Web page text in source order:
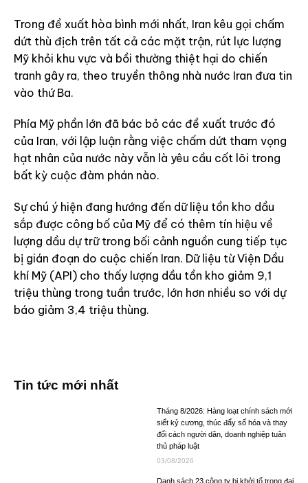
Trong đề xuất hòa bình mới nhất, Iran kêu gọi chấm
dứt thù địch trên tất cả các mặt trận, rút lực lượng
Mỹ khỏi khu vực và bồi thường thiệt hại do chiến
tranh gây ra, theo truyền thông nhà nước Iran đưa tin
vào thứ Ba.
Phía Mỹ phần lớn đã bác bỏ các đề xuất trước đó
của Iran, với lập luận rằng việc chấm dứt tham vọng
hạt nhân của nước này vẫn là yêu cầu cốt lõi trong
bất kỳ cuộc đàm phán nào.
Sự chú ý hiện đang hướng đến dữ liệu tồn kho dầu
sắp được công bố của Mỹ để có thêm tín hiệu về
lượng dầu dự trữ trong bối cảnh nguồn cung tiếp tục
bị gián đoạn do cuộc chiến Iran. Dữ liệu từ Viện Dầu
khí Mỹ (API) cho thấy lượng dầu tồn kho giảm 9,1
triệu thùng trong tuần trước, lớn hơn nhiều so với dự
báo giảm 3,4 triệu thùng.
Tin tức mới nhất
Tháng 8/2026: Hàng loạt chính sách mới
siết kỷ cương, thúc đẩy số hóa và thay
đổi cách người dân, doanh nghiệp tuân
thủ pháp luật
03/08/2026
Danh sách 23 công ty bị khởi tố trong đại